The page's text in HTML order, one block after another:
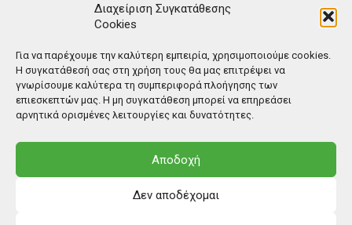
Διαχείριση Συγκατάθεσης
Cookies
Για να παρέχουμε την καλύτερη εμπειρία, χρησιμοποιούμε cookies.
Η συγκατάθεσή σας στη χρήση τους θα μας επιτρέψει να
γνωρίσουμε καλύτερα τη συμπεριφορά πλοήγησης των
επιεσκεπτών μας. Η μη συγκατάθεση μπορεί να επηρεάσει
αρνητικά ορισμένες λειτουργίες και δυνατότητες.
Αποδοχή
Δεν αποδέχομαι